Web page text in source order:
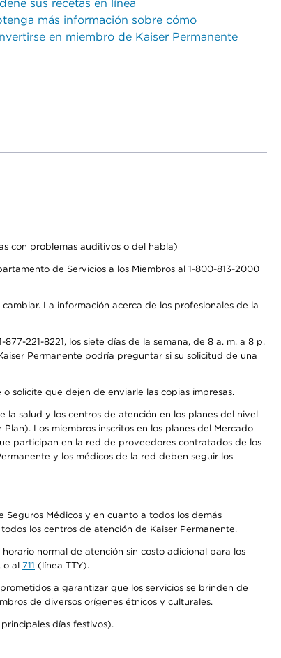
sus recetas en línea
más información sobre cómo
en miembro de Kaiser Permanente
con problemas auditivos o del habla)
de Servicios a los Miembros al 1-800-813-2000
La información acerca de los profesionales de la
221-8221, los siete días de la semana, de 8 a. m. a 8 p.
Permanente podría preguntar si su solicitud de una
solicite que dejen de enviarle las copias impresas.
la salud y los centros de atención en los planes del nivel
Los miembros inscritos en los planes del Mercado
participan en la red de proveedores contratados de los
y los médicos de la red deben seguir los
Médicos y en cuanto a todos los demás
los centros de atención de Kaiser Permanente.
normal de atención sin costo adicional para los
o al 711 (línea TTY).
a garantizar que los servicios se brinden de
de diversos orígenes étnicos y culturales.
días festivos).